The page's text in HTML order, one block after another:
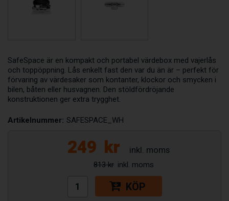
SafeSpace är en kompakt och portabel värdebox med vajerlås
och toppöppning. Lås enkelt fast den var du än är – perfekt för
förvaring av värdesaker som kontanter, klockor och smycken i
bilen, båten eller husvagnen. Den stöldfördröjande
konstruktionen ger extra trygghet.
Artikelnummer: SAFESPACE_WH
249 kr
813 kr
KÖP